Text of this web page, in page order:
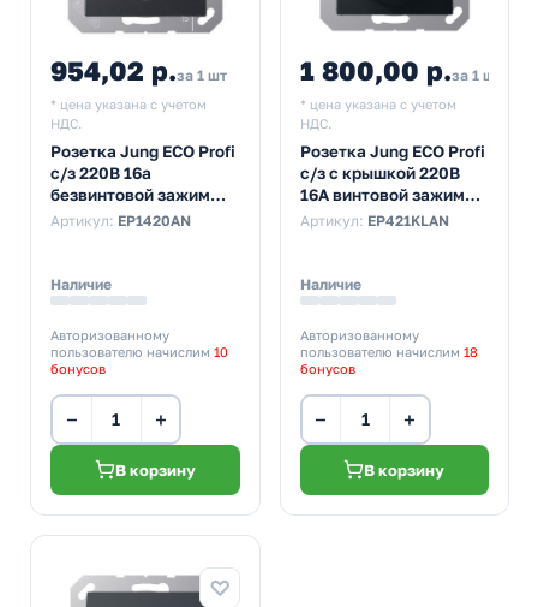
954,02 р.за 1 шт
* цена указана с учетом
НДС.
Розетка Jung ECO Profi
с/з 220В 16а
безвинтовой зажим
Антрацит
Артикул: EP1420AN
Наличие
Авторизованному
пользователю начислим 10
бонусов
− +
В корзину
1 800,00 р.за 1 шт
* цена указана с учетом
НДС.
Розетка Jung ECO Profi
с/з с крышкой 220В
16А винтовой зажим
Антрацит
Артикул: EP421KLAN
Наличие
Авторизованному
пользователю начислим 18
бонусов
− +
В корзину